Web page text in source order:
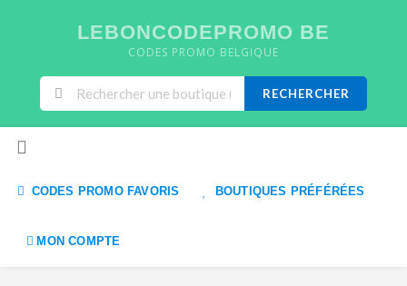
LEBONCODEPROMO BE
CODES PROMO BELGIQUE
RECHERCHER
CODES PROMO FAVORIS BOUTIQUES PRÉFÉRÉES
MON COMPTE